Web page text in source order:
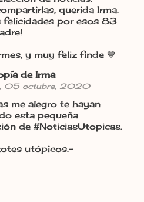
querida Irma.
felicidades por esos 83
y muy feliz finde 💙
de Irma
05 octubre, 2020
me alegro te hayan
esta pequeña
de #NoticiasUtopicas.
utópicos.-